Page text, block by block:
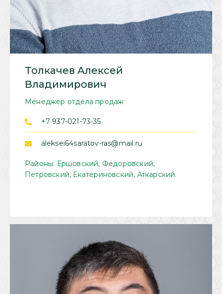
Толкачев Алексей
Владимирович
Менеджер отдела продаж
+7 937-021-73-35
aleksei64saratov-ras@mail.ru
Районы: Ершовский, Фёдоровский,
Петровский, Екатериновский, Аткарский.